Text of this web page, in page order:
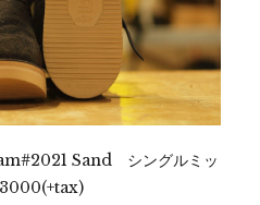
Sand シングルミッ